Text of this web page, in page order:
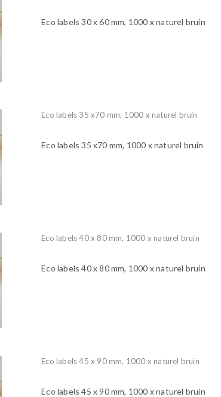
Eco labels 30 x 60 mm, 1000 x naturel bruin
Eco labels 35 x70 mm, 1000 x naturel bruin
Eco labels 35 x70 mm, 1000 x naturel bruin
Eco labels 40 x 80 mm, 1000 x naturel bruin
Eco labels 40 x 80 mm, 1000 x naturel bruin
Eco labels 45 x 90 mm, 1000 x naturel bruin
Eco labels 45 x 90 mm, 1000 x naturel bruin